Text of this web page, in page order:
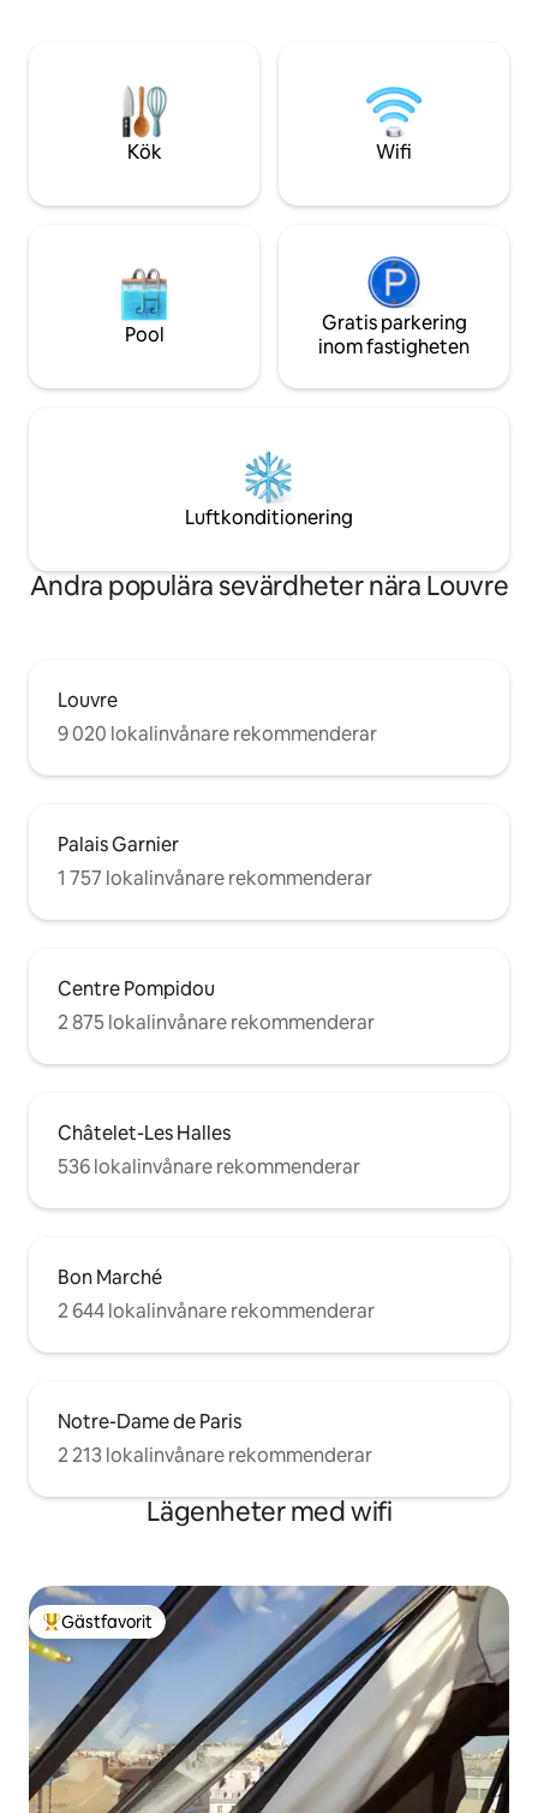
det. En vistelse av hotellkvalitet i ett
själfullt parisiskt hem.
oförglömlig vistelse.
parisisk pärla –
Kök Wifi
Pool
Gratis parkering
inom fastigheten
Luftkonditionering
Andra populära sevärdheter nära Louvre
Louvre
9 020 lokalinvånare rekommenderar
Palais Garnier
1 757 lokalinvånare rekommenderar
Centre Pompidou
2 875 lokalinvånare rekommenderar
Châtelet-Les Halles
536 lokalinvånare rekommenderar
Bon Marché
2 644 lokalinvånare rekommenderar
Notre-Dame de Paris
2 213 lokalinvånare rekommenderar
Lägenheter med wifi
Populär gästfavorit
Gästfavorit